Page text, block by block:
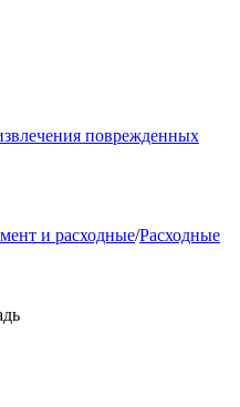
поврежденных
и расходные/Расходные